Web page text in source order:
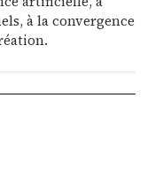
à la convergence